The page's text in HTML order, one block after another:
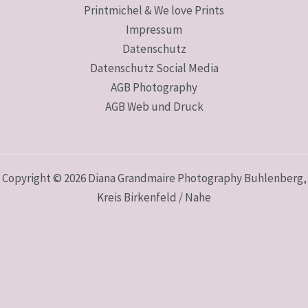
Printmichel & We love Prints
Impressum
Datenschutz
Datenschutz Social Media
AGB Photography
AGB Web und Druck
Copyright © 2026 Diana Grandmaire Photography Buhlenberg,
Kreis Birkenfeld / Nahe